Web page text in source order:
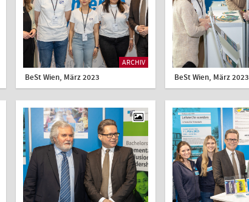
ARCHIV
BeSt Wien, März 2023 BeSt Wien, März 2023